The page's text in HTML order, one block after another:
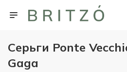
Серьги Ponte
Gaga